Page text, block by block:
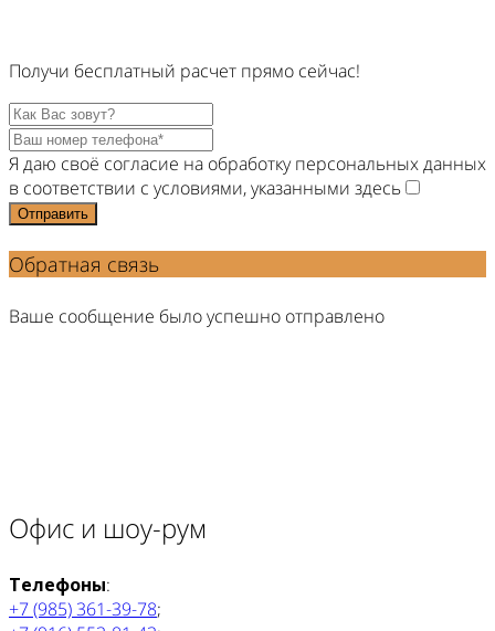
Получи бесплатный расчет прямо сейчас!
Я даю своё согласие на обработку персональных данных
в соответствии с условиями, указанными здесь
Отправить
Обратная связь
Ваше сообщение было успешно отправлено
Офис и шоу-рум
Телефоны:
+7 (985) 361-39-78;